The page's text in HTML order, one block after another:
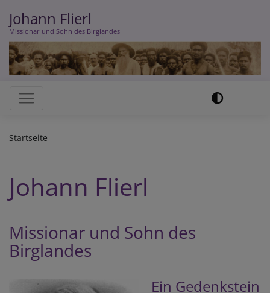
zum
Inhalt
Johann Flierl
Missionar und Sohn des Birglandes
Hauptnavigation
Startseite
Johann Flierl
Missionar und Sohn des
Birglandes
Ein Gedenk­stein